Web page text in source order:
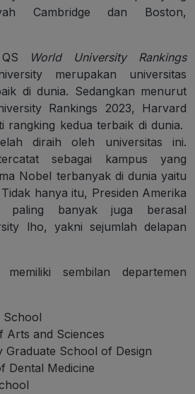
Cambridge dan Boston,
World University Rankings
merupakan universitas
di dunia. Sedangkan menurut
Rankings 2023, Harvard
rangking kedua terbaik di dunia.
diraih oleh universitas ini.
sebagai kampus yang
Nobel terbanyak di dunia yaitu
hanya itu, Presiden Amerika
paling banyak juga berasal
lho, yakni sejumlah delapan
sembilan departemen
School
Arts and Sciences
Graduate School of Design
Dental Medicine